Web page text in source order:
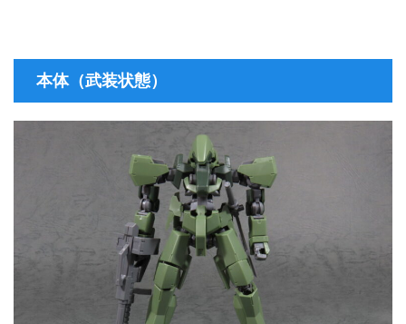
本体（武装状態）